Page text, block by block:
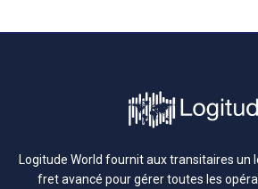
Logitude World fournit aux transitaires un
fret avancé pour gérer toutes les